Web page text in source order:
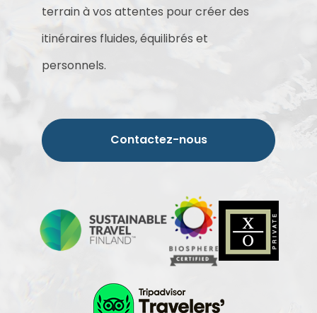
terrain à vos attentes pour créer des
itinéraires fluides, équilibrés et
personnels.
Contactez-nous